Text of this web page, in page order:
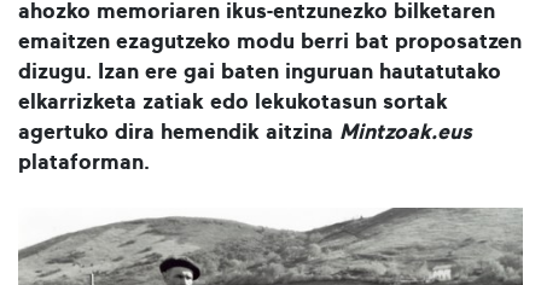
ahozko memoriaren ikus-entzunezko bilketaren
emaitzen ezagutzeko modu berri bat proposatzen
dizugu. Izan ere gai baten inguruan hautatutako
elkarrizketa zatiak edo lekukotasun sortak
agertuko dira hemendik aitzina Mintzoak.eus
plataforman.